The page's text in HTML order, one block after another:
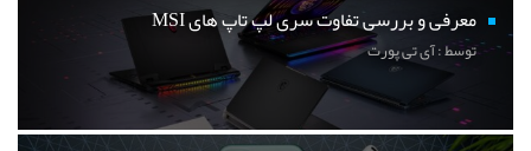
معرفی و بررسی تفاوت سری لپ تاپ های MSI
توسط : آی تی پورت